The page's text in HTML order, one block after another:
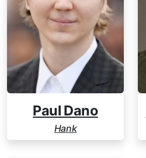
Paul Dano
Hank